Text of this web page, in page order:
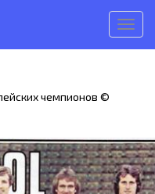
меню
чемпионов ©